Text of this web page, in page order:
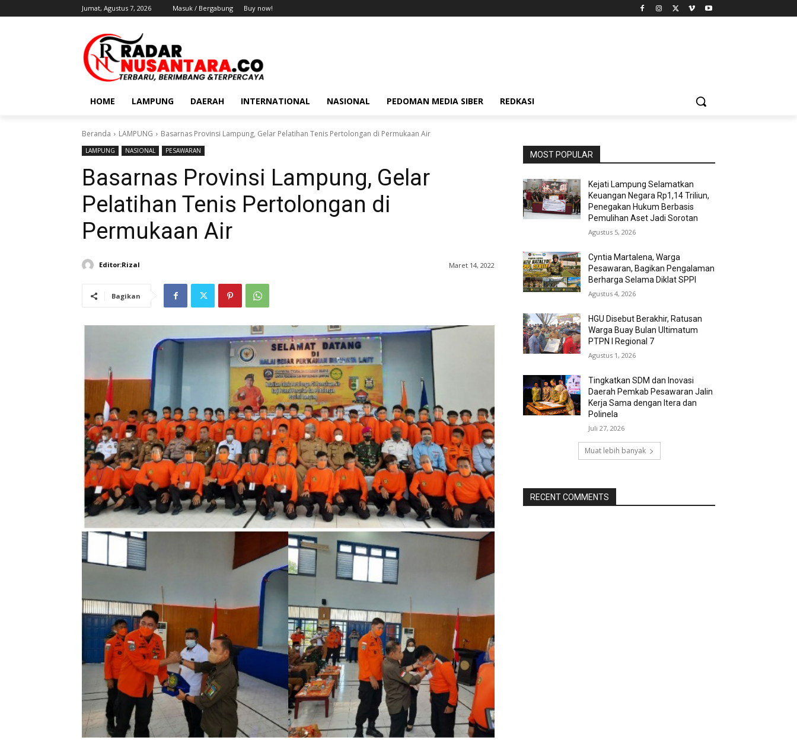
Jumat, Agustus 7, 2026 Masuk / Bergabung Buy now!
HOME LAMPUNG DAERAH INTERNATIONAL NASIONAL PEDOMAN MEDIA SIBER REDKASI
Beranda LAMPUNG Basarnas Provinsi Lampung, Gelar Pelatihan Tenis Pertolongan di Permukaan Air
LAMPUNG NASIONAL PESAWARAN
Basarnas Provinsi Lampung, Gelar
Pelatihan Tenis Pertolongan di
Permukaan Air
Editor:Rizal Maret 14, 2022
Bagikan
MOST POPULAR
Kejati Lampung Selamatkan
Keuangan Negara Rp1,14 Triliun,
Penegakan Hukum Berbasis
Pemulihan Aset Jadi Sorotan
Agustus 5, 2026
Cyntia Martalena, Warga
Pesawaran, Bagikan Pengalaman
Berharga Selama Diklat SPPI
Agustus 4, 2026
HGU Disebut Berakhir, Ratusan
Warga Buay Bulan Ultimatum
PTPN I Regional 7
Agustus 1, 2026
Tingkatkan SDM dan Inovasi
Daerah Pemkab Pesawaran Jalin
Kerja Sama dengan Itera dan
Polinela
Juli 27, 2026
Muat lebih banyak
RECENT COMMENTS